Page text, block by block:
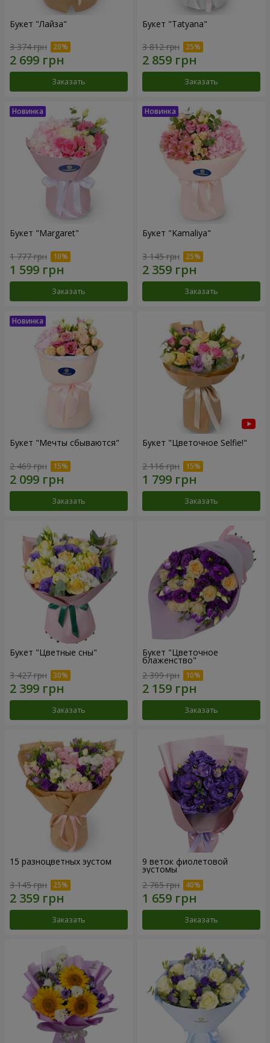
Букет "Лайза"
3 374 грн
Заказать
Букет "Tatyana"
3 812 грн
Заказать
Букет "Margaret"
1 777 грн
Заказать
Букет "Kamaliya"
3 145 грн
Заказать
Букет "Мечты сбываются"
2 469 грн
Заказать
Букет "Цветочное Selfie!"
2 116 грн
Заказать
Букет "Цветные сны"
3 427 грн
Заказать
Букет "Цветочное
блаженство"
2 399 грн
Заказать
15 разноцветных эустом
3 145 грн
Заказать
9 веток фиолетовой
эустомы
2 765 грн
Заказать